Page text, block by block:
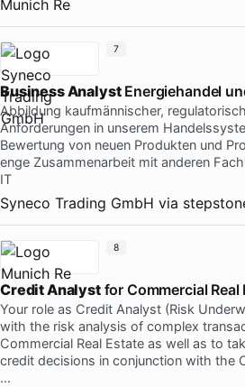
Munich Re
Business AnalystEnergiehandel
Abbildung kaufmännischer,
Anforderungen in unserem
Bewertung von neuen Produkten und
enge Zusammenarbeit mit anderen
IT
Syneco Trading GmbH via
7
Credit Analystfor Commercial
Your role as Credit Analyst (Risk
with the risk analysis of complex
Commercial Real Estate as well as to
credit decisions in conjunction with the
…
8